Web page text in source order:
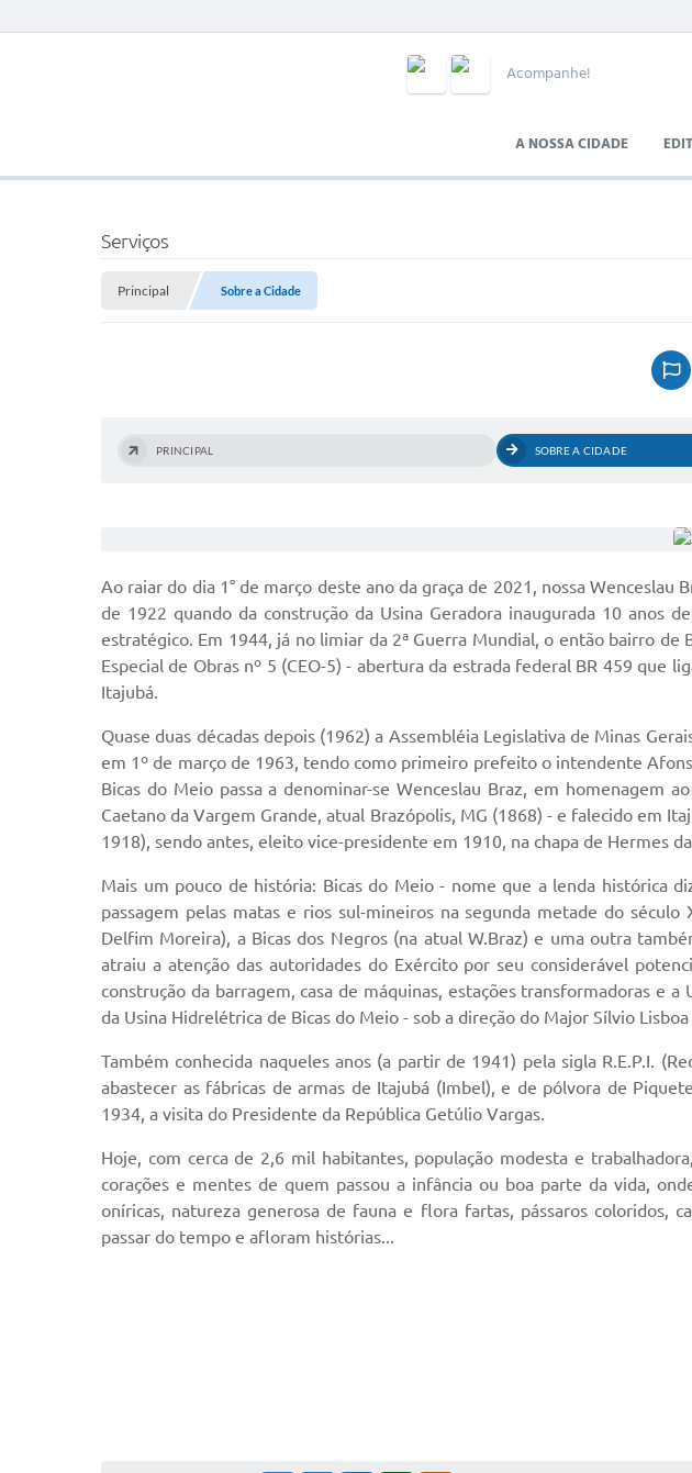
Acompanhe!
A NOSSA CIDADE
Serviços
Principal Sobre a Cidade
PRINCIPAL SOBRE A CIDADE
Ao raiar do dia 1° de março deste ano da graça de 2021, nossa
de 1922 quando da construção da Usina Geradora inaugurada 10
estratégico. Em 1944, já no limiar da 2ª Guerra Mundial, o então bairro de
Especial de Obras nº 5 (CEO-5) - abertura da estrada federal BR 459 que
Itajubá.
Quase duas décadas depois (1962) a Assembléia Legislativa de Minas
em 1º de março de 1963, tendo como primeiro prefeito o intendente
Bicas do Meio passa a denominar-se Wenceslau Braz, em homenagem
Caetano da Vargem Grande, atual Brazópolis, MG (1868) - e falecido em
1918), sendo antes, eleito vice-presidente em 1910, na chapa de Hermes
Mais um pouco de história: Bicas do Meio - nome que a lenda histórica
passagem pelas matas e rios sul-mineiros na segunda metade do
Delfim Moreira), a Bicas dos Negros (na atual W.Braz) e uma outra
atraiu a atenção das autoridades do Exército por seu considerável
construção da barragem, casa de máquinas, estações transformadoras e
da Usina Hidrelétrica de Bicas do Meio - sob a direção do Major Sílvio
Também conhecida naqueles anos (a partir de 1941) pela sigla R.E.P.I.
abastecer as fábricas de armas de Itajubá (Imbel), e de pólvora de
1934, a visita do Presidente da República Getúlio Vargas.
Hoje, com cerca de 2,6 mil habitantes, população modesta e
corações e mentes de quem passou a infância ou boa parte da vida,
oníricas, natureza generosa de fauna e flora fartas, pássaros coloridos,
passar do tempo e afloram histórias...